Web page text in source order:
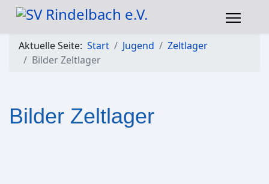
Aktuelle Seite: Start Jugend
Zeltlager
Bilder Zeltlager
Bilder Zeltlager